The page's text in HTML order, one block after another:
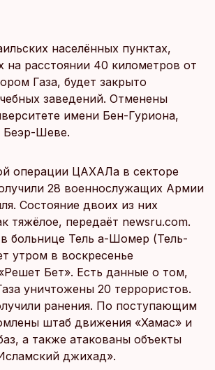
населённых пунктах,
на расстоянии 40 километров от
Газа, будет закрыто
заведений. Отменены
имени Бен-Гуриона,
Беэр-Шеве.
операции ЦАХАЛа в секторе
28 военнослужащих Армии
Состояние двоих из них
тяжёлое, передаёт newsru.com.
больнице Тель а-Шомер (Тель-
утром в воскресенье
Бет». Есть данные о том,
уничтожены 20 террористов.
ранения. По поступающим
штаб движения «Хамас» и
а также атакованы объекты
джихад».